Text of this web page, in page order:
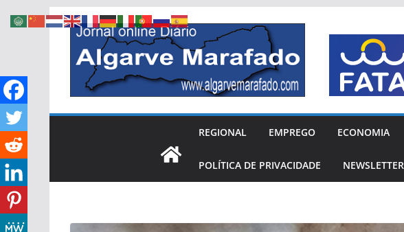
Skip
content
REGIONAL EMPREGO ECONOMIA
POLÍTICA DE PRIVACIDADE NEWSLETTER